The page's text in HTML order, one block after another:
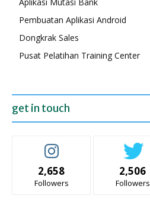
Pembuatan Aplikasi Android
Dongkrak Sales
Pusat Pelatihan Training Center
get in touch
2,658
Followers
2,506
Followers